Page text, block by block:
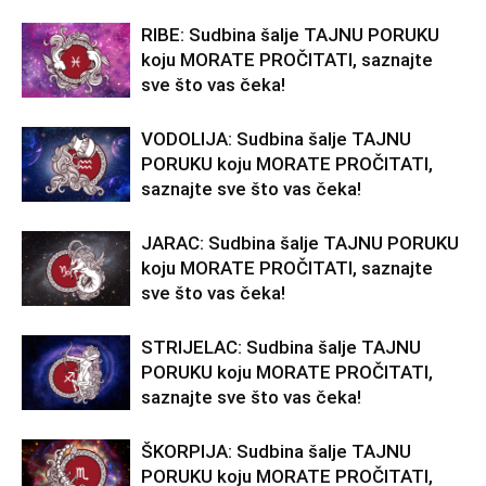
RIBE: Sudbina šalje TAJNU PORUKU
koju MORATE PROČITATI, saznajte
sve što vas čeka!
VODOLIJA: Sudbina šalje TAJNU
PORUKU koju MORATE PROČITATI,
saznajte sve što vas čeka!
JARAC: Sudbina šalje TAJNU PORUKU
koju MORATE PROČITATI, saznajte
sve što vas čeka!
STRIJELAC: Sudbina šalje TAJNU
PORUKU koju MORATE PROČITATI,
saznajte sve što vas čeka!
ŠKORPIJA: Sudbina šalje TAJNU
PORUKU koju MORATE PROČITATI,